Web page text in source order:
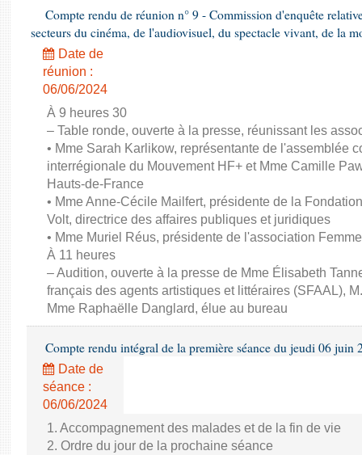
Compte rendu de réunion n° 9 - Commission d'enquête
secteurs du cinéma, de l'audiovisuel, du spectacle vivant, de la
Date de
réunion :
06/06/2024
À 9 heures 30
– Table ronde, ouverte à la presse, réunissant les
• Mme Sarah Karlikow, représentante de l'assemblée
interrégionale du Mouvement HF+ et Mme Camille
Hauts-de-France
• Mme Anne-Cécile Mailfert, présidente de la
Volt, directrice des affaires publiques et juridiques
• Mme Muriel Réus, présidente de l'association
À 11 heures
– Audition, ouverte à la presse de Mme Élisabeth
français des agents artistiques et littéraires (SFAAL),
Mme Raphaëlle Danglard, élue au bureau
Compte rendu intégral de la première séance du jeudi 06 juin
Date de
séance :
06/06/2024
1. Accompagnement des malades et de la fin de vie
2. Ordre du jour de la prochaine séance